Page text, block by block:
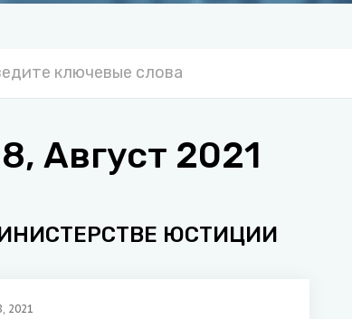
Август 2021
ЮСТИЦИИ
, 2021